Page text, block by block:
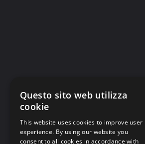
Questo sito web utilizza
cookie
This website uses cookies to improve user
experience. By using our website you
consent to all cookies in accordance with